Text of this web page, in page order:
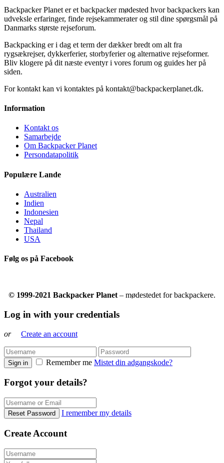
Backpacker Planet er et backpacker mødested hvor backpackers kan
udveksle erfaringer, finde rejsekammerater og stil dine spørgsmål på
Danmarks største rejseforum.
Backpacking er i dag et term der dækker bredt om alt fra
rygsækrejser, dykkerferier, storbyferier og alternative rejseformer.
Bliv klogere på dit næste eventyr i vores forum og guides her på
siden.
For kontakt kan vi kontaktes på kontakt@backpackerplanet.dk.
Information
Kontakt os
Samarbejde
Om Backpacker Planet
Persondatapolitik
Populære Lande
Australien
Indien
Indonesien
Nepal
Thailand
USA
Følg os på Facebook
© 1999-2021 Backpacker Planet – mødestedet for backpackere.
Log in with your credentials
or Create an account
Sign in Remember me Mistet din adgangskode?
Forgot your details?
Reset Password I remember my details
Create Account